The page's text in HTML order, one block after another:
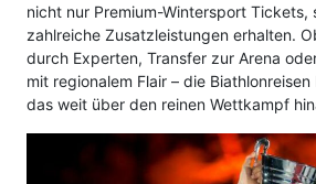
nicht nur Premium-Wintersport Tickets,
zahlreiche Zusatzleistungen erhalten.
durch Experten, Transfer zur Arena
mit regionalem Flair – die
das weit über den reinen Wettkampf